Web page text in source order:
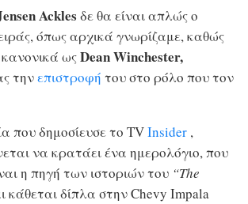
Ackles δε θα είναι απλώς ο
όπως αρχικά γνωρίζαμε, καθώς
ωςDean Winchester,
τηνεπιστροφή του στο ρόλο που τον
που δημοσίευσε το TVInsider ,
να κρατάει ένα ημερολόγιο, που
η πηγή των ιστοριών του “The
κάθεται δίπλα στην Chevy Impala